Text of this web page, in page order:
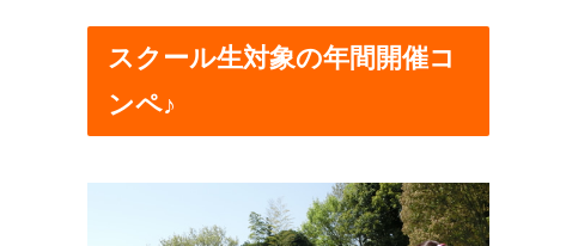
スクール生対象の年間開催コ
ンペ♪